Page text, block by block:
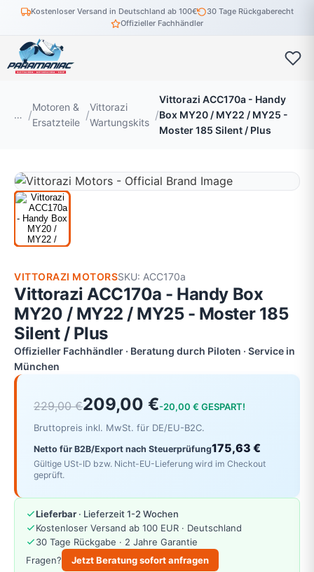
Kostenloser Versand in Deutschland ab 100€
30 Tage Rückgaberecht
Offizieller Fachhändler
…
Motoren &
Ersatzteile
Vittorazi
Wartungskits
Vittorazi ACC170a - Handy
Box MY20 / MY22 / MY25 -
Moster 185 Silent / Plus
VITTORAZI MOTORSSKU: ACC170a
Vittorazi ACC170a - Handy Box
MY20 / MY22 / MY25 - Moster 185
Silent / Plus
Offizieller Fachhändler · Beratung durch Piloten · Service in
München
229,00 €209,00 €-20,00 € GESPART!
Bruttopreis inkl. MwSt. für DE/EU-B2C.
Netto für B2B/Export nach Steuerprüfung175,63 €
Gültige USt-ID bzw. Nicht-EU-Lieferung wird im Checkout
geprüft.
Lieferbar · Lieferzeit 1-2 Wochen
Kostenloser Versand ab 100 EUR · Deutschland
30 Tage Rückgabe · 2 Jahre Garantie
Fragen?
Jetzt Beratung sofort anfragen